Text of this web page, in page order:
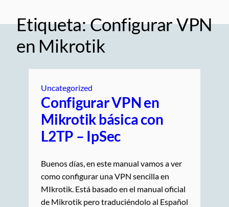
Etiqueta:Configurar VPN
en Mikrotik
Uncategorized
Configurar VPN en
Mikrotik básica con
L2TP – IpSec
Buenos días, en este manual vamos a ver
como configurar una VPN sencilla en
MIkrotik. Está basado en el manual oficial
de Mikrotik pero traduciéndolo al Español